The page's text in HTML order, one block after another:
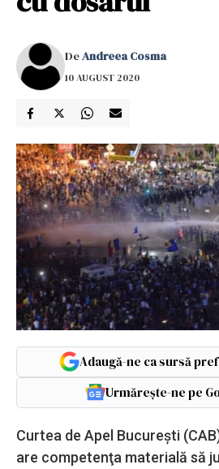
DeAndreea Cosma
10 AUGUST 2020
Adaugă-ne ca sursă
Urmărește-ne pe
Curtea de Apel Bucureşti
are competenţa materială să